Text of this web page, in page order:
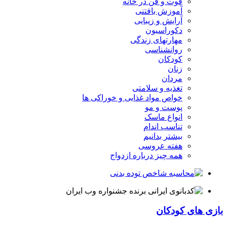
آموزش بافتنی
آرایش و زیبایی
دکوراسیون
مهارتهای زندگی
روانشناسی
کودکان
زنان
مردان
تغذیه و سلامتی
خواص مواد غذایی و خوراکی ها
پوست و مو
انواع ماسک
تناسب اندام
بیشتر بدانیم
هفته عروسی
همه چیز درباره ازدواج
بازی های کودکان